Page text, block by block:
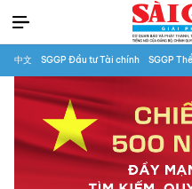
中文 SGGP Đầu tư Tài chính SGGP